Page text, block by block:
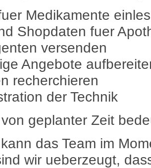
Medikamente
Shopdaten fuer
versenden
Angebote
recherchieren
der Technik
geplanter Zeit
das Team im
wir ueberzeugt,